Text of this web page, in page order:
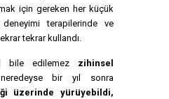
için gereken her küçük
terapilerinde ve
tekrar kullandı.
bile edilemez zihinsel
bir yıl sonra
üzerinde yürüyebildi,